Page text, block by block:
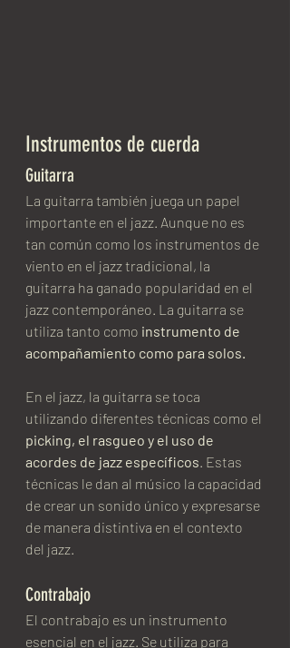
Instrumentos de cuerda
Guitarra
La guitarra también juega un papel
importante en el jazz. Aunque no es
tan común como los instrumentos de
viento en el jazz tradicional, la
guitarra ha ganado popularidad en el
jazz contemporáneo. La guitarra se
utiliza tanto como instrumento de
acompañamiento como para solos.
En el jazz, la guitarra se toca
utilizando diferentes técnicas como el
picking, el rasgueo y el uso de
acordes de jazz específicos. Estas
técnicas le dan al músico la capacidad
de crear un sonido único y expresarse
de manera distintiva en el contexto
del jazz.
Contrabajo
El contrabajo es un instrumento
esencial en el jazz. Se utiliza para